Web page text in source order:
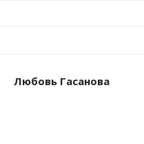
Любовь Гасанова